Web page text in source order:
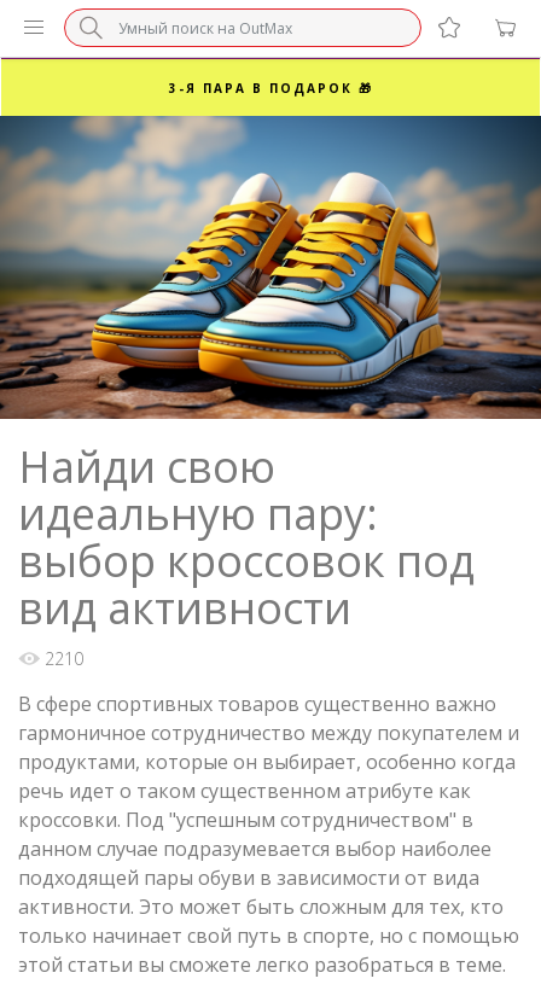
БЕЗ НАЦЕНКИ МАРКЕТПЛЕЙСОВ ⚡ ВАШ РАЗМЕР
3-Я ПАРА В ПОДАРОК 🎁
ПОСЛЕДНИЕ РАЗМЕРЫ ОТ 1500₽⚡️
СУПЕРАКЦИЯ 🔥 2-Я ПАРА -50%
Найди свою
идеальную пару:
выбор кроссовок под
вид активности
2210
В сфере спортивных товаров существенно важно
гармоничное сотрудничество между покупателем и
продуктами, которые он выбирает, особенно когда
речь идет о таком существенном атрибуте как
кроссовки. Под "успешным сотрудничеством" в
данном случае подразумевается выбор наиболее
подходящей пары обуви в зависимости от вида
активности. Это может быть сложным для тех, кто
только начинает свой путь в спорте, но с помощью
этой статьи вы сможете легко разобраться в теме.